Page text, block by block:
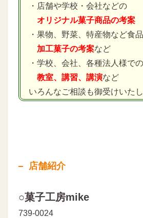
・店舗や学校・会社などの
オリジナル菓子商品の考案
・果物、野菜、特産物など食
加工菓子の考案など
・学校、会社、各種法人様での
教室、講習、講演など
いろんなご相談も御受けいたし
店舗紹介
○菓子工房mike
739-0024